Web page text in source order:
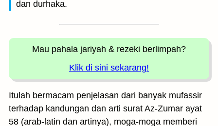
dan durhaka.
Mau pahala jariyah & rezeki berlimpah?
Klik di sini sekarang!
Itulah bermacam penjelasan dari banyak mufassir
terhadap kandungan dan arti surat Az-Zumar ayat
58 (arab-latin dan artinya), moga-moga memberi